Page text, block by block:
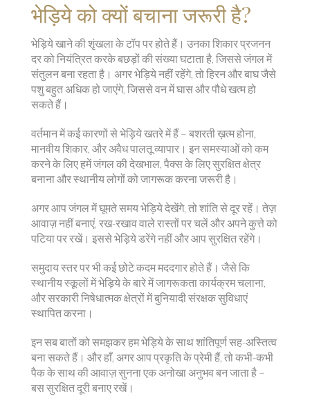
भेड़िये को क्यों बचाना जरूरी है?
भेड़िये खाने की शृंखला के टॉप पर होते हैं। उनका शिकार प्रजनन
दर को नियंत्रित करके बछड़ों की संख्या घटाता है, जिससे जंगल में
संतुलन बना रहता है। अगर भेड़िये नहीं रहेंगे, तो हिरन और बाघ जैसे
पशु बहुत अधिक हो जाएंगे, जिससे वन में घास और पौधे खत्म हो
सकते हैं।
वर्तमान में कई कारणों से भेड़िये खतरे में हैं – बशरती ख़त्म होना,
मानवीय शिकार, और अवैध पालतू व्यापार। इन समस्याओं को कम
करने के लिए हमें जंगल की देखभाल, पैक्स के लिए सुरक्षित क्षेत्र
बनाना और स्थानीय लोगों को जागरूक करना जरूरी है।
अगर आप जंगल में घूमते समय भेड़िये देखेंगे, तो शांति से दूर रहें। तेज़
आवाज़ नहीं बनाएं, रख-रखाव वाले रास्तों पर चलें और अपने कुत्ते को
पटिया पर रखें। इससे भेड़िये डरेंगे नहीं और आप सुरक्षित रहेंगे।
समुदाय स्तर पर भी कई छोटे कदम मददगार होते हैं। जैसे कि
स्थानीय स्कूलों में भेड़िये के बारे में जागरूकता कार्यक्रम चलाना,
और सरकारी निषेधात्मक क्षेत्रों में बुनियादी संरक्षक सुविधाएं
स्थापित करना।
इन सब बातों को समझकर हम भेड़िये के साथ शांतिपूर्ण सह-अस्तित्व
बना सकते हैं। और हाँ, अगर आप प्रकृति के प्रेमी हैं, तो कभी-कभी
पैक के साथ की आवाज़ सुनना एक अनोखा अनुभव बन जाता है –
बस सुरक्षित दूरी बनाए रखें।